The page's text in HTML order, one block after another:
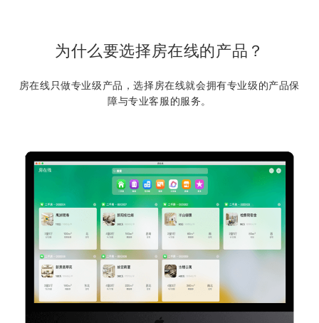
为什么要选择房在线的产品？
房在线只做专业级产品，选择房在线就会拥有专业级的产品保
障与专业客服的服务。